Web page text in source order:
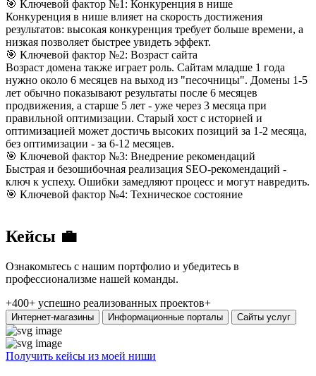
🎯 Ключевой фактор №1: Конкуренция в нише
Конкуренция в нише влияет на скорость достижения
результатов: высокая конкуренция требует больше времени, а
низкая позволяет быстрее увидеть эффект.
🎯 Ключевой фактор №2: Возраст сайта
Возраст домена также играет роль. Сайтам младше 1 года
нужно около 6 месяцев на выход из "песочницы". Домены 1-5
лет обычно показывают результаты после 6 месяцев
продвижения, а старше 5 лет - уже через 3 месяца при
правильной оптимизации. Старый хост с историей и
оптимизацией может достичь высоких позиций за 1-2 месяца,
без оптимизации - за 6-12 месяцев.
🎯 Ключевой фактор №3: Внедрение рекомендаций
Быстрая и безошибочная реализация SEO-рекомендаций -
ключ к успеху. Ошибки замедляют процесс и могут навредить.
🎯 Ключевой фактор №4: Техническое состояние
Кейсы 💼
Ознакомьтесь с нашим портфолио и убедитесь в
профессионализме нашей команды.
+400+ успешно реализованных проектов+
Интернет-магазины Информационные порталы Сайты услуг
Получить кейсы из моей ниши